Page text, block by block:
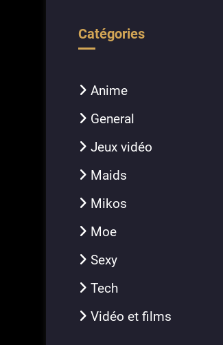
Catégories
Anime
General
Jeux vidéo
Maids
Mikos
Moe
Sexy
Tech
Vidéo et films